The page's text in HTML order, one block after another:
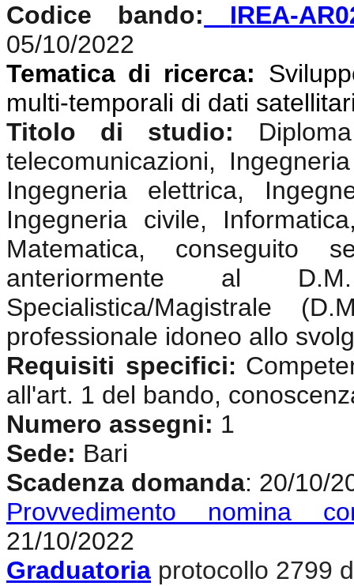
Codice bando:
IREA-
05/10/2022
Tematica di ricerca:
multi-temporali di dati
Titolo di studio:
telecomunicazioni,
Ingegneria elettrica,
Ingegneria civile,
Matematica, conseguito
anteriormente al
Specialistica/Magistrale
professionale idoneo allo
Requisiti specifici:
all'art. 1 del bando,
Numero assegni: 1
Sede: Bari
Scadenza domanda: 20/10/
Provvedimento nomina
21/10/2022
Graduatoria protocollo 2799